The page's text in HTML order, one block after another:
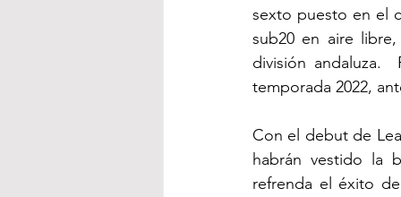
sexto puesto en el
sub20 en aire
división andaluza.
temporada 2022,
Con el debut de
habrán vestido la
refrenda el éxito